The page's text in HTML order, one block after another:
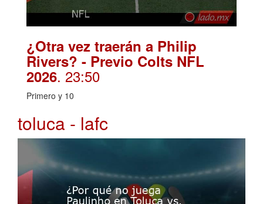
¿Otra vez traerán a Philip
Rivers? - Previo Colts NFL
2026. 23:50
Primero y 10
toluca - lafc